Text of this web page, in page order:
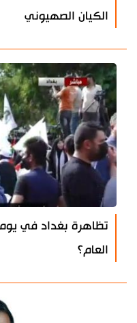
الكيان الصهيوني
تظاهرة بغداد في
العام؟